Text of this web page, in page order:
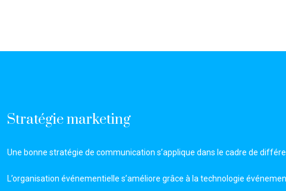
Stratégie marketing
Une bonne stratégie de communication s’applique dans le cadre de
L’organisation événementielle s’améliore grâce à la technologie